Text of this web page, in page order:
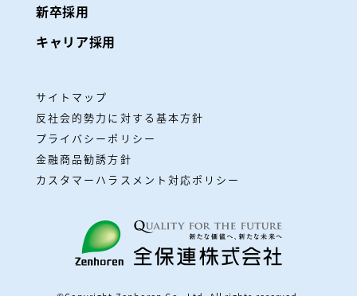
新卒採用
キャリア採用
サイトマップ
反社会的勢力に対する基本方針
プライバシーポリシー
金融商品勧誘方針
カスタマーハラスメント対応ポリシー